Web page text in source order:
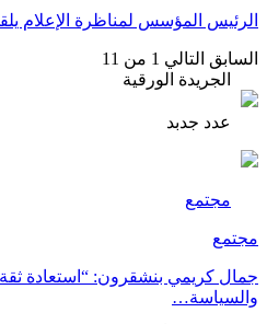
الرئيس المؤسس لمناظرة الإعلام
السابق التالي 1 من 11
الجريدة الورقية
عدد جدبد
مجتمع
مجتمع
جمال كريمي بنشقرون: “استعادة ثقة
والسياسة…